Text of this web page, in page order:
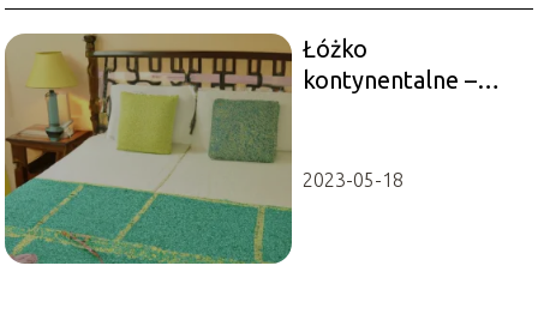
Łóżko
kontynentalne –
2023-05-18